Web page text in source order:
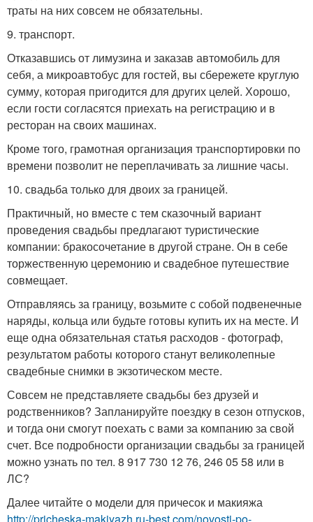
траты на них совсем не обязательны.
9. транспорт.
Отказавшись от лимузина и заказав автомобиль для
себя, а микроавтобус для гостей, вы сбережете круглую
сумму, которая пригодится для других целей. Хорошо,
если гости согласятся приехать на регистрацию и в
ресторан на своих машинах.
Кроме того, грамотная организация транспортировки по
времени позволит не переплачивать за лишние часы.
10. свадьба только для двоих за границей.
Практичный, но вместе с тем сказочный вариант
проведения свадьбы предлагают туристические
компании: бракосочетание в другой стране. Он в себе
торжественную церемонию и свадебное путешествие
совмещает.
Отправляясь за границу, возьмите с собой подвенечные
наряды, кольца или будьте готовы купить их на месте. И
еще одна обязательная статья расходов - фотограф,
результатом работы которого станут великолепные
свадебные снимки в экзотическом месте.
Совсем не представляете свадьбы без друзей и
родственников? Запланируйте поездку в сезон отпусков,
и тогда они смогут поехать с вами за компанию за свой
счет. Все подробности организации свадьбы за границей
можно узнать по тел. 8 917 730 12 76, 246 05 58 или в
ЛС?
Далее читайте о модели для причесок и макияжа
http://pricheska-makiyazh.ru-best.com/novosti-po-